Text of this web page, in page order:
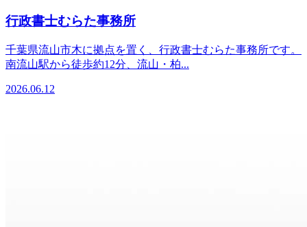
行政書士むらた事務所
千葉県流山市木に拠点を置く、行政書士むらた事務所です。
南流山駅から徒歩約12分、流山・柏...
2026.06.12